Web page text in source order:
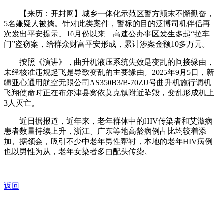
【来历：开封网】城乡一体化示范区警方颠末不懈勤奋，
5名嫌疑人被擒。针对此类案件，警标的目的泛博司机伴侣再
次发出平安提示。10月份以来，高速公办事区发生多起“拉车
门”盗窃案，给群众财富平安形成，累计涉案金额10多万元。
按照《演讲》，曲升机液压系统失效是变乱的间接缘由，
未经核准违规起飞是导致变乱的主要缘由。2025年9月5日，新
疆亚心通用航空无限公司AS350B3/B-70ZU号曲升机施行调机
飞翔使命时正在布尔津县窝依莫克镇附近坠毁，变乱形成机上
3人灭亡。
近日据报道，近年来，老年群体中的HIV传染者和艾滋病
患者数量持续上升，浙江、广东等地高龄病例占比均较着添
加。据领会，吸引不少中老年男性帮衬，本地的老年HIV病例
也以男性为从，老年女染者多由配头传染。
返回